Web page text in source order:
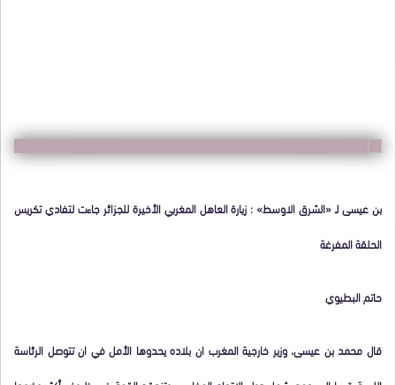
بن عيسى لـ «الشرق الاوسط» : زيارة العاهل المغربي الأخيرة للجزائر جاءت لتفادي تكريس
الحلقة المفرغة
حاتم البطيوي
قال محمد بن عيسى، وزير خارجية المغرب ان بلاده يحدوها الأمل في ان تتوصل الرئاسة